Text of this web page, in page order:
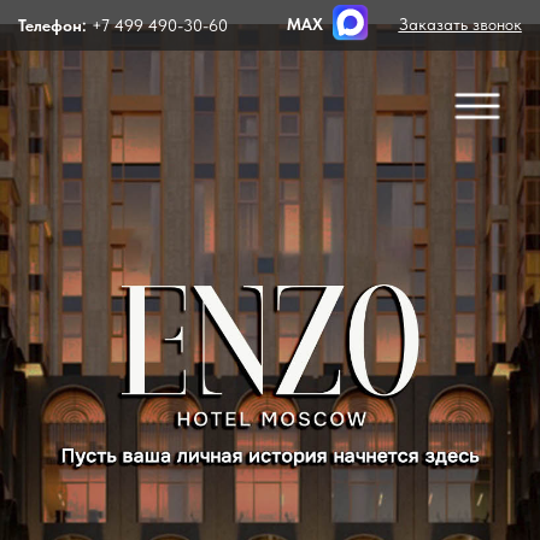
Телефон: +7 499 490-30-60 MAX Заказать звонок